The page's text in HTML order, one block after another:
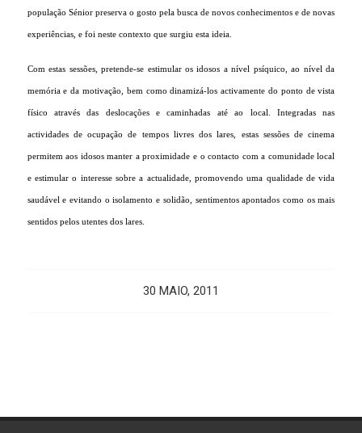
população Sénior preserva o gosto pela busca de novos conhecimentos e de novas
experiências, e foi neste contexto que surgiu esta ideia.
Com estas sessões, pretende-se estimular os idosos a nível psíquico, ao nível da
memória e da motivação, bem como dinamizá-los activamente do ponto de vista
físico através das deslocações e caminhadas até ao local. Integradas nas
actividades de ocupação de tempos livres dos lares, estas sessões de cinema
permitem aos idosos manter a proximidade e o contacto com a comunidade local
e estimular o interesse sobre a actualidade, promovendo uma qualidade de vida
saudável e evitando o isolamento e solidão, sentimentos apontados como os mais
sentidos pelos utentes dos lares.
30 MAIO, 2011